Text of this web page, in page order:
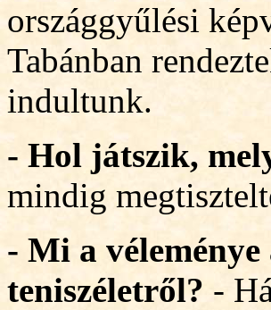
országgyűlési
Tabánban
indultunk.
- Hol játszik,
mindig
- Mi a
teniszéletről? -